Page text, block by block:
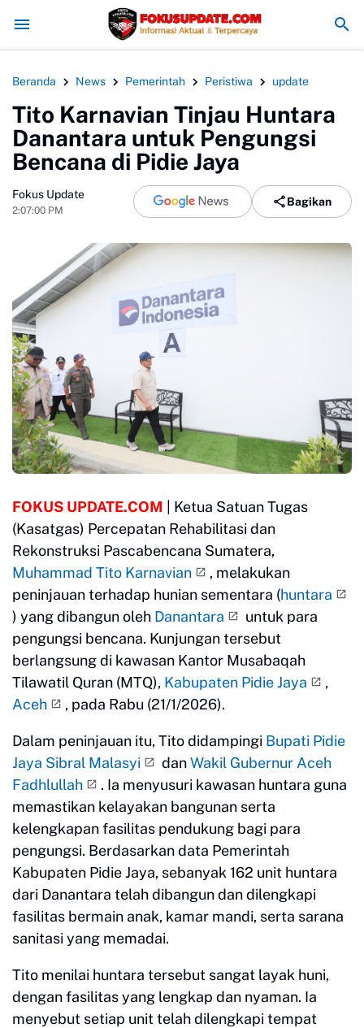
Redam Konflik, Kapolres Bogor Minta PT PMC Tunda Aktivitas
Beranda News Pemerintah Peristiwa update
Tito Karnavian Tinjau Huntara
Danantara untuk Pengungsi
Bencana di Pidie Jaya
Fokus Update
2:07:00 PM
Bagikan
FOKUS UPDATE.COM | Ketua Satuan Tugas
(Kasatgas) Percepatan Rehabilitasi dan
Rekonstruksi Pascabencana Sumatera,
Muhammad Tito Karnavian
, melakukan
peninjauan terhadap hunian sementara (huntara
) yang dibangun oleh Danantara
untuk para
pengungsi bencana. Kunjungan tersebut
berlangsung di kawasan Kantor Musabaqah
Tilawatil Quran (MTQ), Kabupaten Pidie Jaya
,
Aceh
, pada Rabu (21/1/2026).
Dalam peninjauan itu, Tito didampingi Bupati Pidie
Jaya Sibral Malasyi
danWakil Gubernur Aceh
Fadhlullah
. Ia menyusuri kawasan huntara guna
memastikan kelayakan bangunan serta
kelengkapan fasilitas pendukung bagi para
pengungsi. Berdasarkan data Pemerintah
Kabupaten Pidie Jaya, sebanyak 162 unit huntara
dari Danantara telah dibangun dan dilengkapi
fasilitas bermain anak, kamar mandi, serta sarana
sanitasi yang memadai.
Tito menilai huntara tersebut sangat layak huni,
dengan fasilitas yang lengkap dan nyaman. Ia
menyebut setiap unit telah dilengkapi tempat